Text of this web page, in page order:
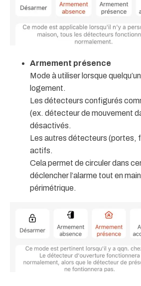
Armement présence
Mode à utiliser lorsque
logement.
Les détecteurs configurés
(ex. détecteur de mouvement
désactivés.
Les autres détecteurs (portes,
actifs.
Cela permet de circuler dans
déclencher l’alarme tout en
périmétrique.